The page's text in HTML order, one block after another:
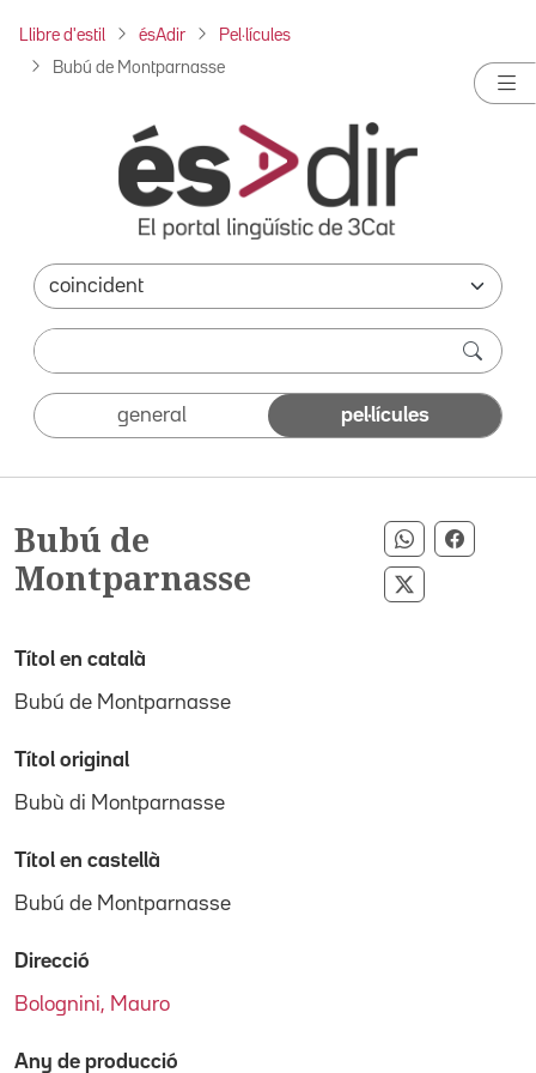
Llibre d'estil ésAdir Pel·lícules
Bubú de Montparnasse
general pel·lícules
Bubú de
Montparnasse
Compartir
Compartir
Títol en català
Bubú de Montparnasse
Títol original
Bubù di Montparnasse
Títol en castellà
Bubú de Montparnasse
Direcció
Bolognini, Mauro
Any de producció